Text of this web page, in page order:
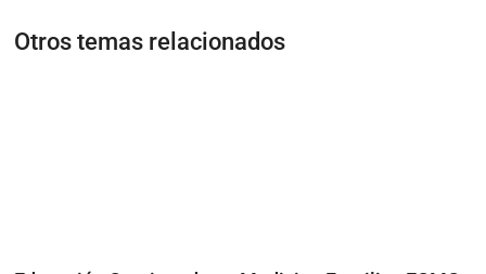
Otros temas relacionados